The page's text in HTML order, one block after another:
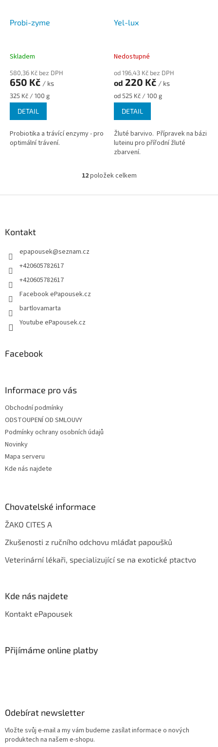
Probi-zyme
Skladem
580,36 Kč bez DPH
650 Kč / ks
Měrná
cena:
325 Kč / 100 g
DETAIL
Probiotika a trávící enzymy - pro
optimální trávení.
Yel-lux
Nedostupné
od 196,43 Kč bez DPH
od 220 Kč / ks
Měrná
cena:
od 525 Kč / 100 g
DETAIL
Žluté barvivo. Přípravek na bázi
luteinu pro přířodní žluté
zbarvení.
O
l
12položek celkem
Kontakt
epapousek@seznam.cz
+420605782617
+420605782617
Facebook ePapousek.cz
bartlovamarta
Youtube ePapousek.cz
Facebook
Informace pro vás
Obchodní podmínky
ODSTOUPENÍ OD SMLOUVY
Podmínky ochrany osobních údajů
Novinky
Mapa serveru
Kde nás najdete
Chovatelské informace
ŽAKO CITES A
Zkušenosti z ručního odchovu mláďat papoušků
Veterinární lékaři, specializující se na exotické ptactvo
Kde nás najdete
Kontakt ePapousek
Přijímáme online platby
Odebírat newsletter
Vložte svůj e-mail a my vám budeme zasílat informace o nových
produktech na našem e-shopu.